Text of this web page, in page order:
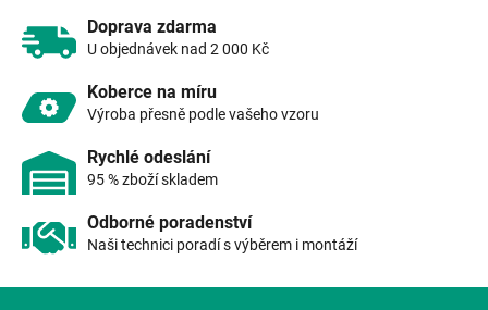
k
ý
Doprava zdarma
U objednávek nad 2 000 Kč
Koberce na míru
Výroba přesně podle vašeho vzoru
Rychlé odeslání
95 % zboží skladem
Odborné poradenství
Naši technici poradí s výběrem i montáží